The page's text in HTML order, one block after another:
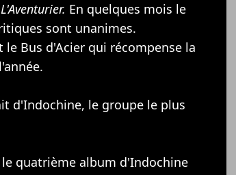
L'Aventurier. En quelques mois le
sont unanimes.
Bus d'Acier qui récompense la
d'Indochine, le groupe le plus
le quatrième album d'Indochine